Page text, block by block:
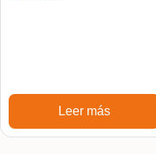
Leer más